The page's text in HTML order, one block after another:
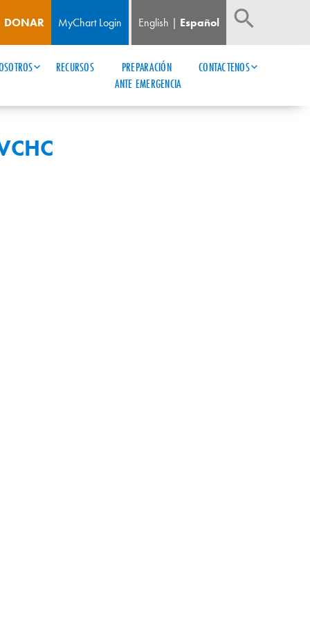
DONAR MyChart Login English Español
RECURSOS
PREPARACIÓN
ANTE EMERGENCIA
CONTACTENOS